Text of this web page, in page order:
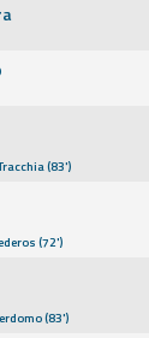
(83')
(72')
(83')